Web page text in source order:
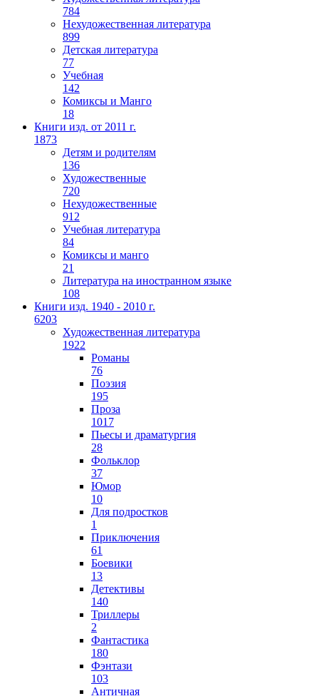
784
Нехудожественная литература
899
Детская литература
77
Учебная
142
Комиксы и Манго
18
Книги изд. от 2011 г.
1873
Детям и родителям
136
Художественные
720
Нехудожественные
912
Учебная литература
84
Комиксы и манго
21
Литература на иностранном языке
108
Книги изд. 1940 - 2010 г.
6203
Художественная литература
1922
Романы
76
Поэзия
195
Проза
1017
Пьесы и драматургия
28
Фольклор
37
Юмор
10
Для подростков
1
Приключения
61
Боевики
13
Детективы
140
Триллеры
2
Фантастика
180
Фэнтази
103
Античная